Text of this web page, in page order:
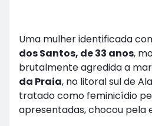
Uma mulher identificada
dos Santos, de 33 anos,
brutalmente agredida a
da Praia, no litoral sul de
tratado como feminicídio
apresentadas, chocou pela